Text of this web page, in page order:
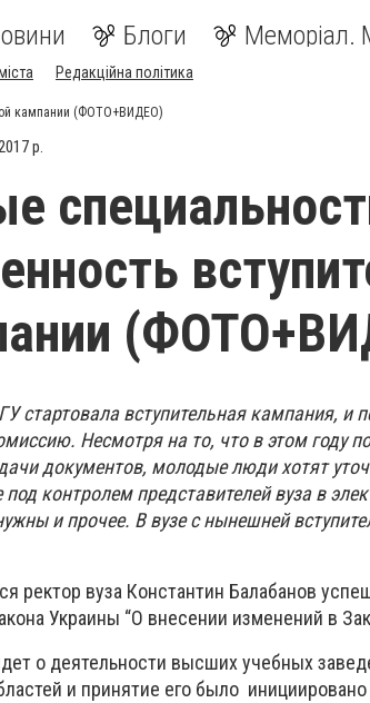
Блоги Меморіал.
Редакційна політика
кампании (ФОТО+ВИДЕО)
р.
стартовала вступительная кампания, и
Несмотря на то, что в этом году
документов, молодые люди хотят
контролем представителей вуза в
и прочее. В вузе с нынешней
ректор вуза Константин Балабанов
Украины “О внесении изменений в
о деятельности высших учебных
и принятие его было